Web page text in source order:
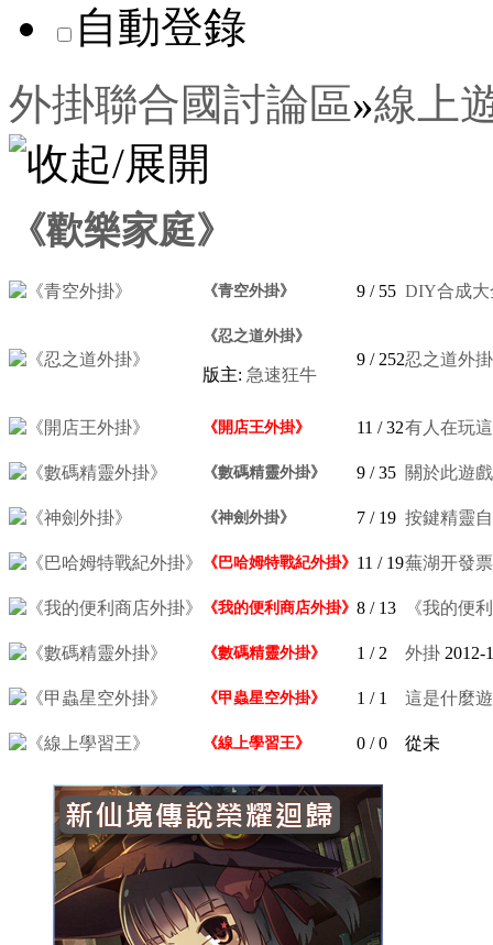
自動登錄
外掛聯合國討論區»線上
《歡樂家庭》
《青空外掛》 9 / 55 DIY合成大
《忍之道外掛》
版主: 急速狂牛
9 / 252忍之道外
《開店王外掛》 11 / 32有人在玩
《數碼精靈外掛》 9 / 35 關於此遊戲
《神劍外掛》 7 / 19 按鍵精靈
《巴哈姆特戰紀外掛》 11 / 19蕪湖开發
《我的便利商店外掛》 8 / 13 《我的便
《數碼精靈外掛》 1 / 2 外掛 2012-
《甲蟲星空外掛》 1 / 1 這是什麼
《線上學習王》 0 / 0 從未